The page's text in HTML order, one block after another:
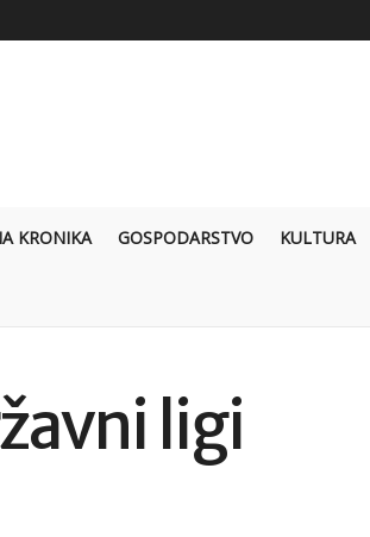
KRONIKA GOSPODARSTVO KULTURA
ligi